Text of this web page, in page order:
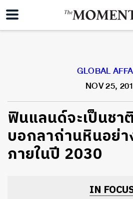
GLOBAL
NOV 25,
ฟินแลนด์จะเป็นชา
บอกลาถ่านหินอย่า
ภายในปี 2030
IN